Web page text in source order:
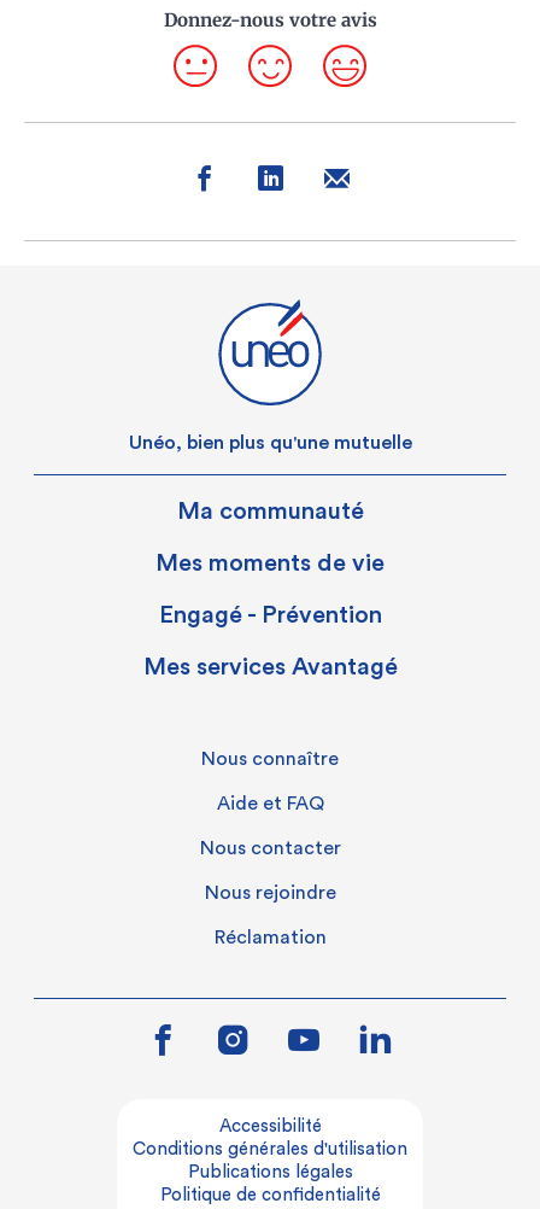
Donnez-nous votre avis
Unéo, bien plus qu'une mutuelle
Ma communauté
Mes moments de vie
Engagé - Prévention
Mes services Avantagé
Nous connaître
Aide et FAQ
Nous contacter
Nous rejoindre
Réclamation
Accessibilité
Conditions générales d'utilisation
Publications légales
Politique de confidentialité